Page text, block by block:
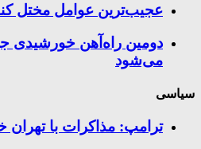
عجیب‌ترین عوامل مختل
دومین راه‌آهن خورشیدی
می‌شود
سیاسی
ترامپ: مذاکرات با